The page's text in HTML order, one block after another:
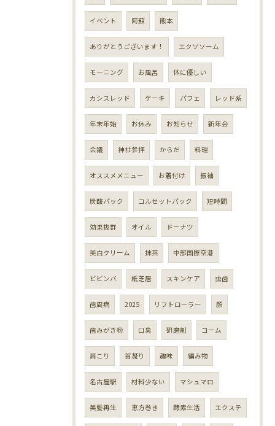
イベント 阿蘇 熊本
ありがとうございます！ エクソソーム
モーニング お風呂 体に優しい
カシスレッド ケーキ パフェ レッド系
年末年始 お休み お知らせ 新年会
会議 神社参拝 からだ 料理
オススメメニュー お着付け 振袖
炭酸パック コルセットパック 短時間
効果抜群 オイル ドーナツ
美白クリーム 抹茶 中部国際空港
ビビンバ 紙芝居 スキンケア 虫歯
歯周病 2025 リフトローラー 顔
歯みがき粉 口臭 研磨剤 コーム
肩こり 首凝り 趣味 編み物
名古屋駅 材料少ない マシュマロ
美髪再生 恵方巻き 酵素生活 エクステ